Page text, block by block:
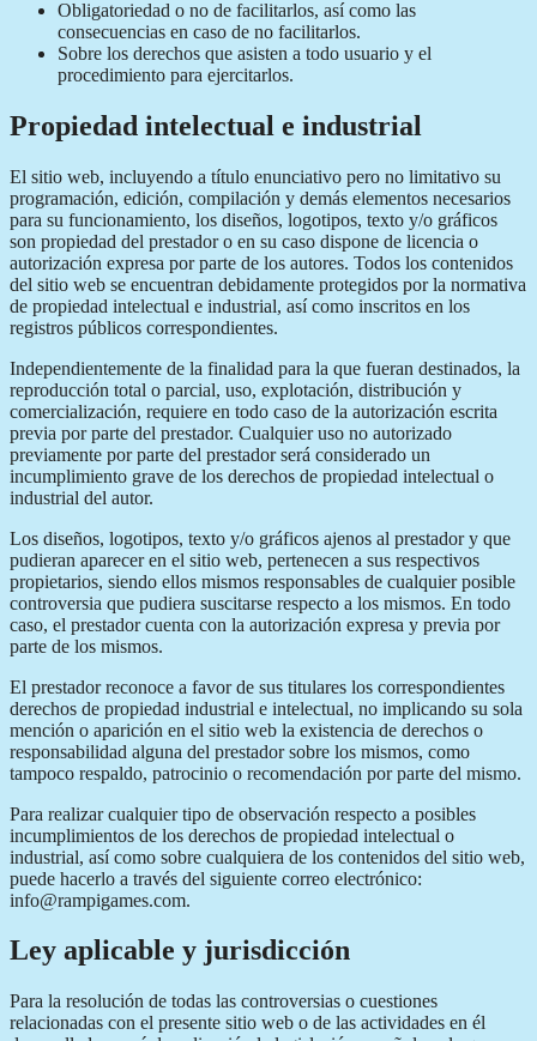
Obligatoriedad o no de facilitarlos, así como las
consecuencias en caso de no facilitarlos.
Sobre los derechos que asisten a todo usuario y el
procedimiento para ejercitarlos.
Propiedad intelectual e industrial
El sitio web, incluyendo a título enunciativo pero no limitativo su
programación, edición, compilación y demás elementos necesarios
para su funcionamiento, los diseños, logotipos, texto y/o gráficos
son propiedad del prestador o en su caso dispone de licencia o
autorización expresa por parte de los autores. Todos los contenidos
del sitio web se encuentran debidamente protegidos por la normativa
de propiedad intelectual e industrial, así como inscritos en los
registros públicos correspondientes.
Independientemente de la finalidad para la que fueran destinados, la
reproducción total o parcial, uso, explotación, distribución y
comercialización, requiere en todo caso de la autorización escrita
previa por parte del prestador. Cualquier uso no autorizado
previamente por parte del prestador será considerado un
incumplimiento grave de los derechos de propiedad intelectual o
industrial del autor.
Los diseños, logotipos, texto y/o gráficos ajenos al prestador y que
pudieran aparecer en el sitio web, pertenecen a sus respectivos
propietarios, siendo ellos mismos responsables de cualquier posible
controversia que pudiera suscitarse respecto a los mismos. En todo
caso, el prestador cuenta con la autorización expresa y previa por
parte de los mismos.
El prestador reconoce a favor de sus titulares los correspondientes
derechos de propiedad industrial e intelectual, no implicando su sola
mención o aparición en el sitio web la existencia de derechos o
responsabilidad alguna del prestador sobre los mismos, como
tampoco respaldo, patrocinio o recomendación por parte del mismo.
Para realizar cualquier tipo de observación respecto a posibles
incumplimientos de los derechos de propiedad intelectual o
industrial, así como sobre cualquiera de los contenidos del sitio web,
puede hacerlo a través del siguiente correo electrónico:
info@rampigames.com.
Ley aplicable y jurisdicción
Para la resolución de todas las controversias o cuestiones
relacionadas con el presente sitio web o de las actividades en él